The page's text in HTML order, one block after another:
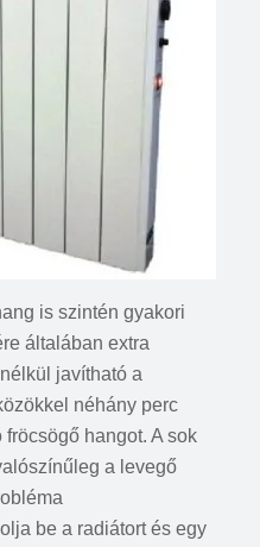
is szintén gyakori
általában extra
javítható a
néhány perc
hangot. A sok
a levegő
be a radiátort és egy